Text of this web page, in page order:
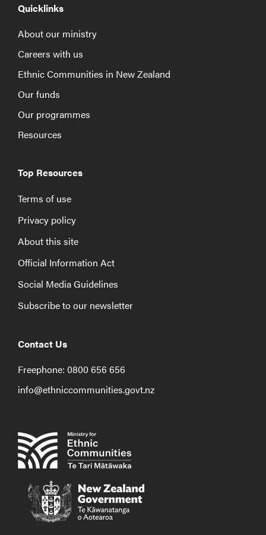
Quicklinks
About our ministry
Careers with us
Ethnic Communities in New Zealand
Our funds
Our programmes
Resources
Top Resources
Terms of use
Privacy policy
About this site
Official Information Act
Social Media Guidelines
Subscribe to our newsletter
Contact Us
Freephone: 0800 656 656
info@ethniccommunities.govt.nz